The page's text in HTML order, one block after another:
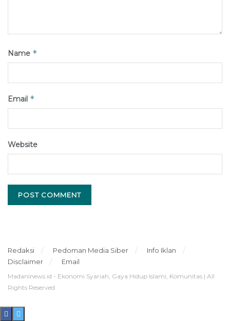
Name *
Email *
Website
Redaksi Pedoman Media Siber
Info Iklan
Disclaimer
Email
Madaninews.id - Ekonomi Syariah, Gaya Hidup Islami, Komunitas | All
Rights Reserved